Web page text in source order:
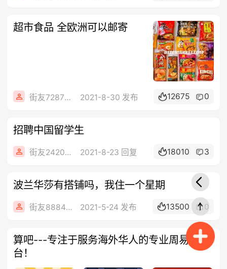
超市食品 全欧洲可以邮寄
街友72876626 2021-8-30 发布 12675 0
招聘中国留学生
街友24206916 2021-8-23 回复 18010 3
波兰华莎有搭铺吗，我住一个星期
街友88847521 2021-5-24 发布 13500 0
算吧---专注于服务海外华人的专业周易平
台！